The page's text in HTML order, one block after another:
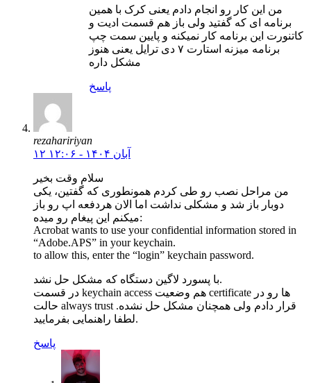
من این کار رو انجام دادم یعنی کرک با همین
برنامه ای که گفتید ولی باز هم قسمت ادیت و
کاتنورت این برنامه کار نمیکنه و پایین سمت چپ
برنامه میزنه استارت ۷ دی ترایل یعنی هنوز
مشکل داره
پاسخ
rezahaririyan
۱۲ آبان ۱۴۰۴ - ۱۲:۰۶
سلام وقت بخیر
من مراحل نصب رو طی کردم همونطوری که گفتین، یکی
دوبار باز شد و مشکلی نداشت اما الان هردفعه اپ رو باز
میکنم این پیغام رو میده:
Acrobat wants to use your confidential information stored in
“Adobe.APS” in your keychain.
to allow this, enter the “login” keychain password.
با پسورد لاگین دستگاه که مشکل حل نشد.
در قسمت keychain access هم وضعیت certificate ها رو در
حالت always trust قرار دادم ولی همچنان مشکل حل نشده.
لطفا راهنمایی بفرمایید.
پاسخ